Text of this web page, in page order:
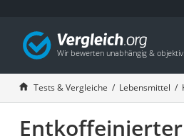
Tests & Vergleiche Lebensmittel